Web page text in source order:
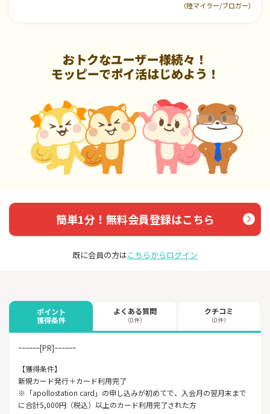
（陸マイラー/ブロガー）
おトクなユーザー様続々！
モッピーでポイ活はじめよう！
簡単1分！無料会員登録はこちら
既に会員の方はこちらからログイン
ポイント
獲得条件
よくある質問
（0件）
クチコミ
（0件）
ｰｰｰｰｰｰ[PR]ｰｰｰｰｰｰ
【獲得条件】
新規カード発行＋カード利用完了
※「apollostation card」の申し込みが初めてで、入会月の翌月末まで
に合計5,000円（税込）以上のカード利用完了された方